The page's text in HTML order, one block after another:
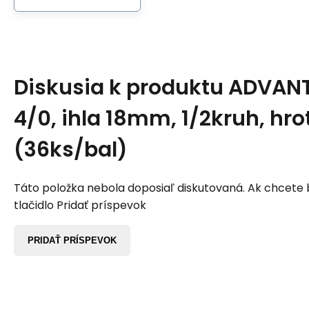
Diskusia k produktu
4/0, ihla 18mm, 1/2kruh,
(36ks/bal)
Táto položka nebola doposiaľ diskutovaná. Ak chcete
tlačidlo Pridať príspevok
PRIDAŤ PRÍSPEVOK